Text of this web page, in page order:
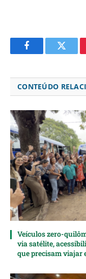
Facebook
CONTEÚDO
Veículos zero-
via satélite,
que precisam viajar